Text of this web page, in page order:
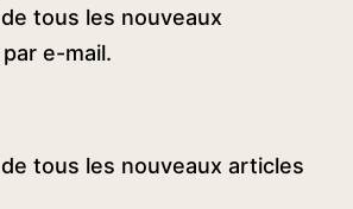
tous les nouveaux
e-mail.
tous les nouveaux articles